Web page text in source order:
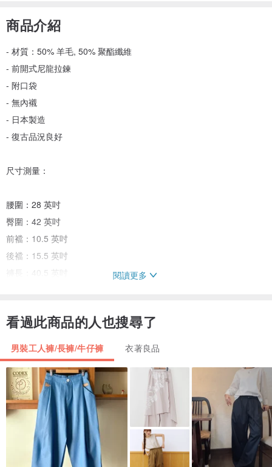
商品介紹
- 材質：50% 羊毛, 50% 聚酯纖維
- 前開式尼龍拉鍊
- 附口袋
- 無內襯
- 日本製造
- 復古品況良好
尺寸測量：
腰圍：28 英吋
臀圍：42 英吋
前襠：10.5 英吋
後襠：15.5 英吋
褲長：40.5 英吋
若您所在的國家/地區未列於運送名單中，請聯繫我們詢問運費。若您
樂意為您服務。
我們的商品皆為復古服飾，經過細心檢查與清潔，確保品質。若商品
有瑕疵，我們會拍攝照片並詳細說明。我們盡力呈現最準確的顏色，
但實際顏色可能因您的電腦與螢幕設定而略有差異。
非常感謝您參觀我們的商店。
閱讀更多
看過此商品的人也搜尋了
男裝工人褲/長褲/牛仔褲 衣著良品